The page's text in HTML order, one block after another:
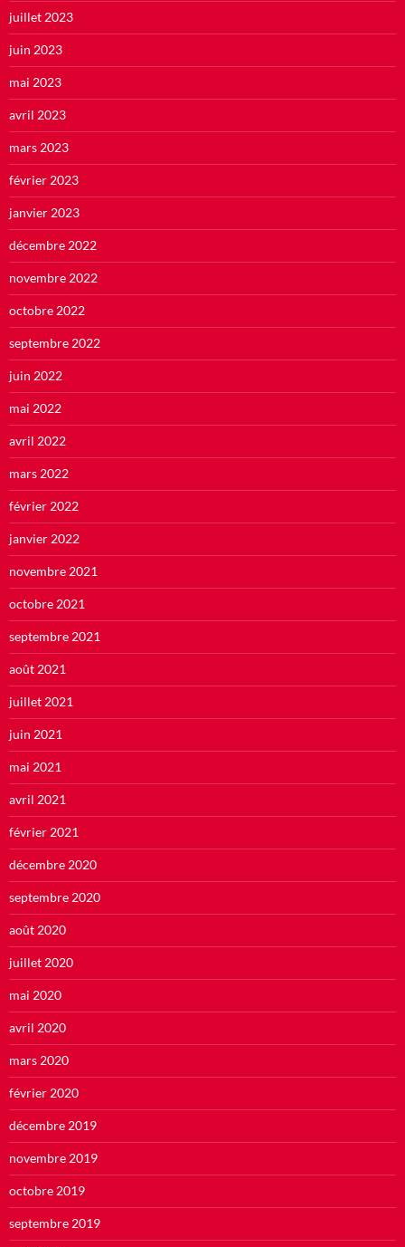
juillet 2023
juin 2023
mai 2023
avril 2023
mars 2023
février 2023
janvier 2023
décembre 2022
novembre 2022
octobre 2022
septembre 2022
juin 2022
mai 2022
avril 2022
mars 2022
février 2022
janvier 2022
novembre 2021
octobre 2021
septembre 2021
août 2021
juillet 2021
juin 2021
mai 2021
avril 2021
février 2021
décembre 2020
septembre 2020
août 2020
juillet 2020
mai 2020
avril 2020
mars 2020
février 2020
décembre 2019
novembre 2019
octobre 2019
septembre 2019